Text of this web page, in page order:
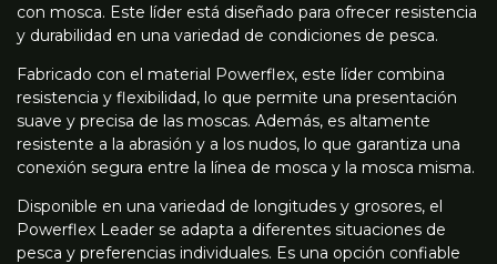
con mosca. Este líder está diseñado para ofrecer resistencia
y durabilidad en una variedad de condiciones de pesca.
Fabricado con el material Powerflex, este líder combina
resistencia y flexibilidad, lo que permite una presentación
suave y precisa de las moscas. Además, es altamente
resistente a la abrasión y a los nudos, lo que garantiza una
conexión segura entre la línea de mosca y la mosca misma.
Disponible en una variedad de longitudes y grosores, el
Powerflex Leader se adapta a diferentes situaciones de
pesca y preferencias individuales. Es una opción confiable